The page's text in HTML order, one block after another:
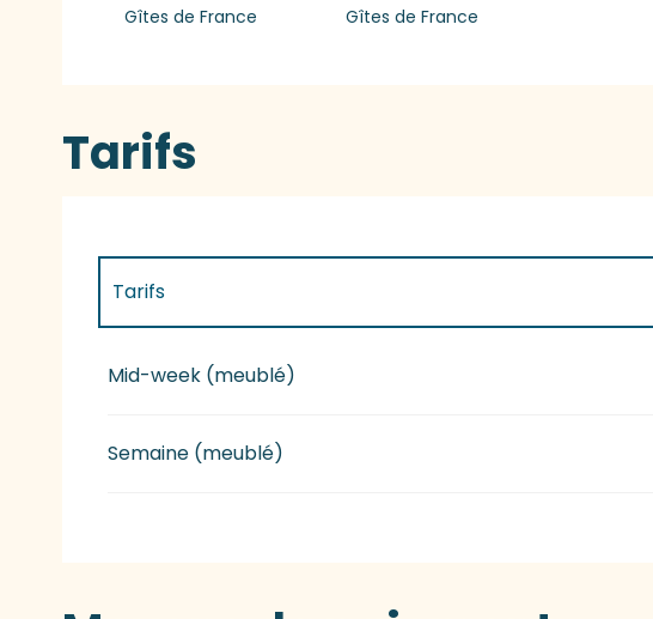
Gîtes de France Gîtes de France
Tarifs
Tarifs
Tarifs 2027
Mid-week (meublé)
Semaine (meublé)